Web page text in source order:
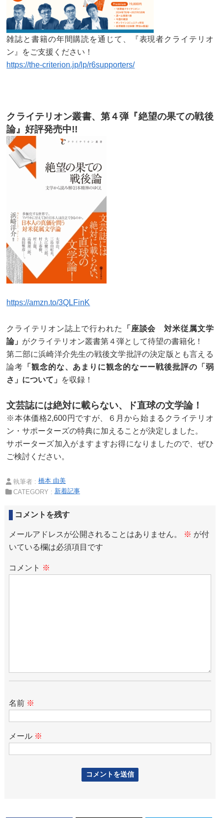
雑誌と書籍の年間購読を通じて、『表現者クライテリオ
ン』をご支援ください！
https://the-criterion.jp/lp/r6supporters/
クライテリオン叢書、第４弾『絶望の果ての戦後
論』好評発売中!!
https://amzn.to/3QLFinK
クライテリオン誌上で行われた
「座談会 対米従属文学
論」 がクライテリオン叢書第４弾として待望の書籍化！
第二部に浜崎洋介先生の戦後文学批評の決定版とも言える
論考 「観念的な、あまりに観念的なーー戦後批評の「弱
さ」について」 を収録！
文芸誌には絶対に載らない、ド直球の文学論！
※本体価格2,600円ですが、６月から始まるクライテリオ
ン・サポーターズの特典に加えることが決定しました。
サポーターズ加入がますますお得になりましたので、ぜひ
ご検討ください。
執筆者 : 橋本 由美
CATEGORY : 新着記事
コメントを残す
メールアドレスが公開されることはありません。 ※ が付
いている欄は必須項目です
コメント ※
名前 ※
メール ※